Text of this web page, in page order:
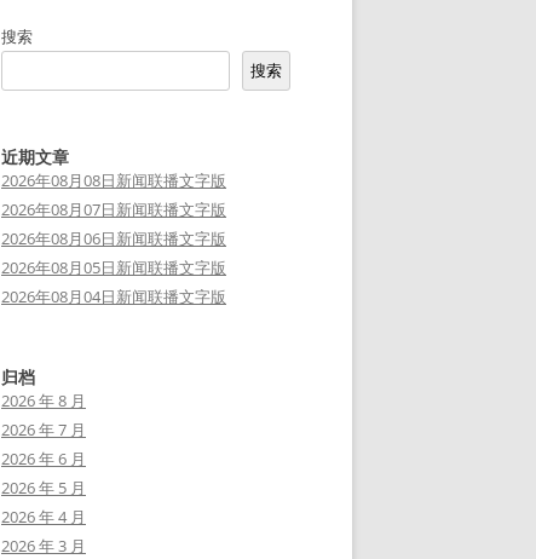
搜索
搜索
近期文章
2026年08月08日新闻联播文字版
2026年08月07日新闻联播文字版
2026年08月06日新闻联播文字版
2026年08月05日新闻联播文字版
2026年08月04日新闻联播文字版
归档
2026 年 8 月
2026 年 7 月
2026 年 6 月
2026 年 5 月
2026 年 4 月
2026 年 3 月